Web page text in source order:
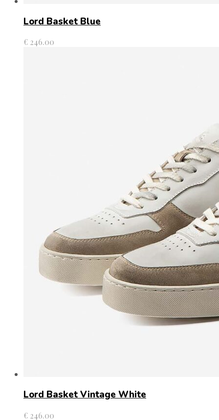
Lord Basket Blue
€ 246.00
Lord Basket Vintage White
€ 246.00